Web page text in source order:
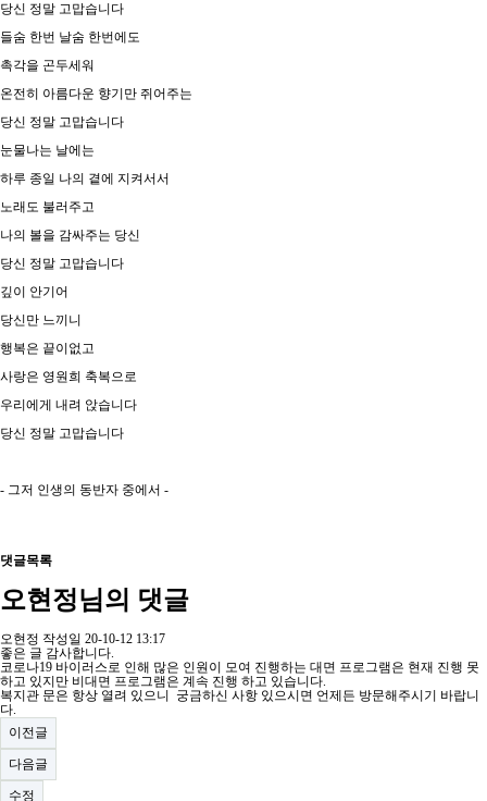
당신 정말 고맙습니다
들숨 한번 날숨 한번에도
촉각을 곤두세워
온전히 아름다운 향기만 쥐어주는
당신 정말 고맙습니다
눈물나는 날에는
하루 종일 나의 곁에 지켜서서
노래도 불러주고
나의 볼을 감싸주는 당신
당신 정말 고맙습니다
깊이 안기어
당신만 느끼니
행복은 끝이없고
사랑은 영원희 축복으로
우리에게 내려 앉습니다
당신 정말 고맙습니다
- 그저 인생의 동반자 중에서 -
댓글목록
오현정님의 댓글
오현정 작성일 20-10-12 13:17
좋은 글 감사합니다.
코로나19 바이러스로 인해 많은 인원이 모여 진행하는 대면 프로그램은 현재 진행 못
하고 있지만 비대면 프로그램은 계속 진행 하고 있습니다.
복지관 문은 항상 열려 있으니 궁금하신 사항 있으시면 언제든 방문해주시기 바랍니
다.
이전글
다음글
수정